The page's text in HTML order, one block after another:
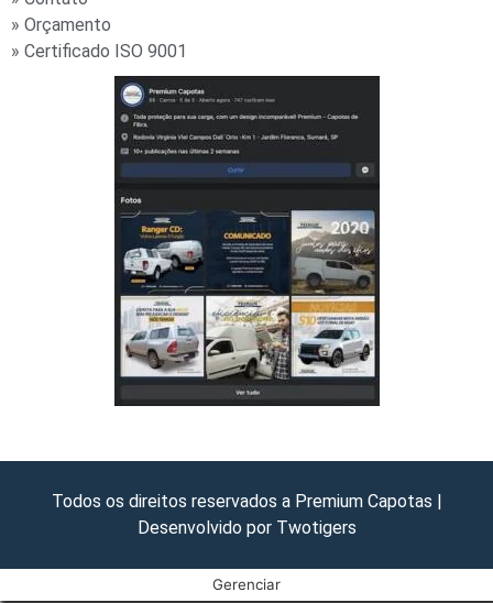
» Orçamento
» Certificado ISO 9001
Todos os direitos reservados a Premium Capotas |
Desenvolvido por Twotigers
Gerenciar